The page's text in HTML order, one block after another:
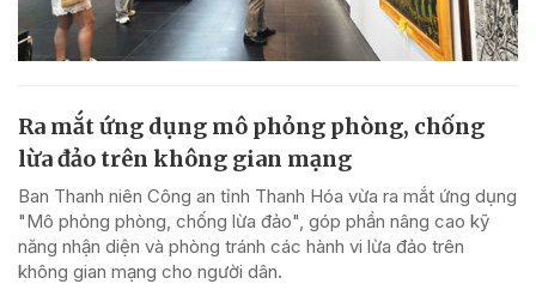
Ra mắt ứng dụng mô phỏng phòng, chống
lừa đảo trên không gian mạng
Ban Thanh niên Công an tỉnh Thanh Hóa vừa ra mắt ứng dụng
"Mô phỏng phòng, chống lừa đảo", góp phần nâng cao kỹ
năng nhận diện và phòng tránh các hành vi lừa đảo trên
không gian mạng cho người dân.